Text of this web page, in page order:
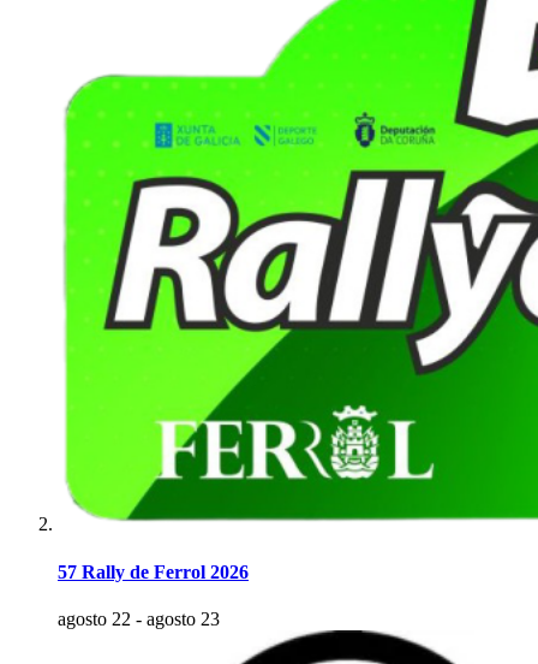
57 Rally de Ferrol 2026
agosto 22 - agosto 23